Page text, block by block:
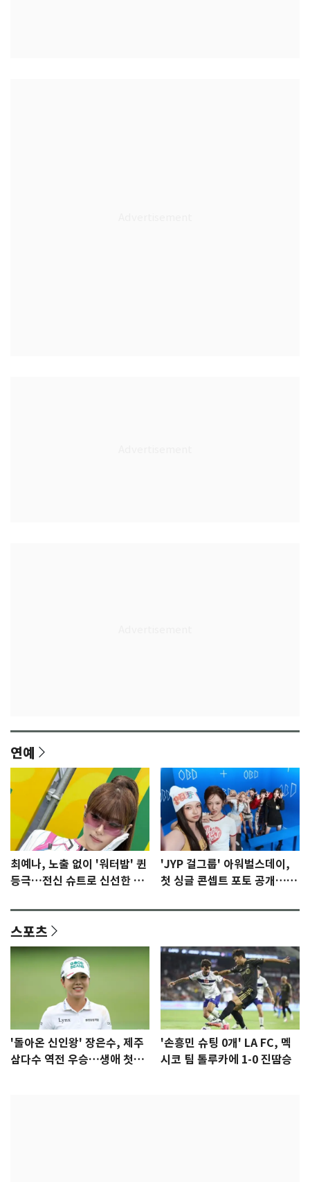
연예
최예나, 노출 없이 '워터밤' 퀸
등극…전신 슈트로 신선한 충
'JYP 걸그룹' 아워벌스데이,
첫 싱글 콘셉트 포토 공개…청
스포츠
'돌아온 신인왕' 장은수, 제주
삼다수 역전 우승…생애 첫승
'손흥민 슈팅 0개' LA FC, 멕
시코 팀 톨루카에 1-0 진땀승